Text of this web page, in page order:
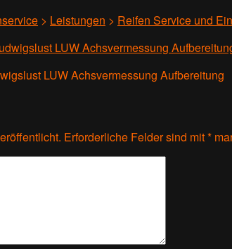
> Leistungen > Reifen Service und
LUW Achsvermessung Aufbereitung
Erforderliche Felder sind mit*